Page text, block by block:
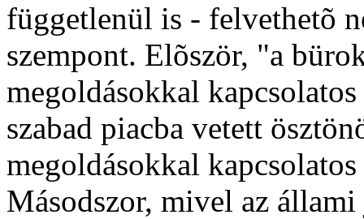
függetlenül is - felvethetõ
szempont. Elõször, "a
megoldásokkal
szabad piacba vetett
megoldásokkal
Másodszor, mivel az